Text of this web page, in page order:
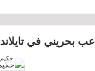
لاعب بحريني في
حكيم